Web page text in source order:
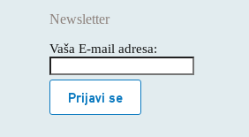
Newsletter
Vaša E-mail adresa:
Prijavi se